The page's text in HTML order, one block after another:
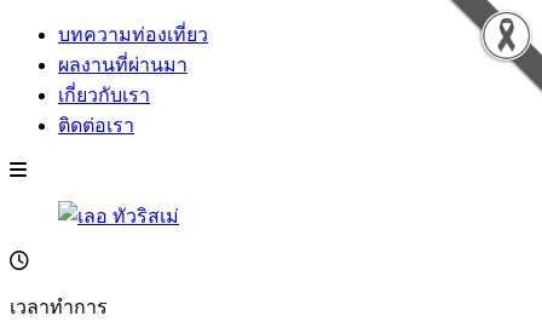
บทความท่องเที่ยว
ผลงานที่ผ่านมา
เกี่ยวกับเรา
ติดต่อเรา
เวลาทำการ